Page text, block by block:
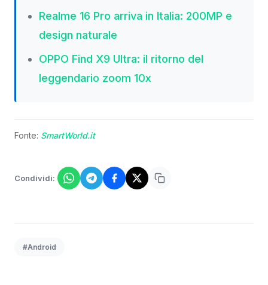
Realme 16 Pro arriva in Italia: 200MP e
design naturale
OPPO Find X9 Ultra: il ritorno del
leggendario zoom 10x
Fonte: SmartWorld.it
Condividi:
#Android